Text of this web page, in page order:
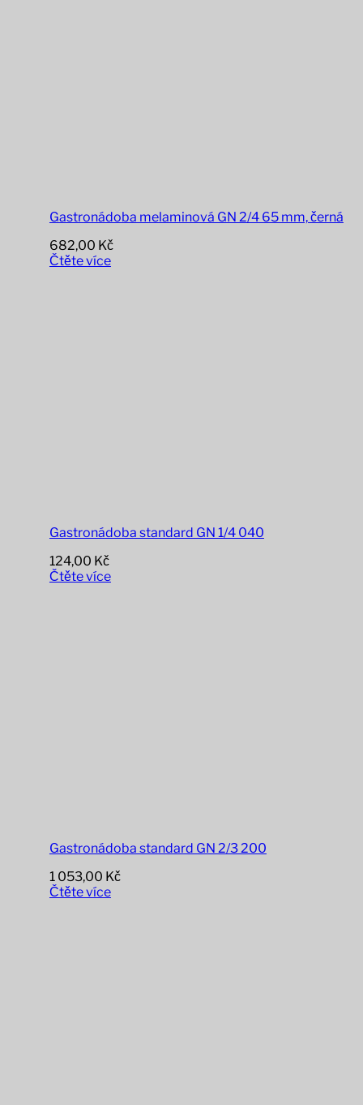
Gastronádoba melaminová GN 2/4 65 mm, černá
682,00 Kč
Čtěte více
Gastronádoba standard GN 1/4 040
124,00 Kč
Čtěte více
Gastronádoba standard GN 2/3 200
1 053,00 Kč
Čtěte více